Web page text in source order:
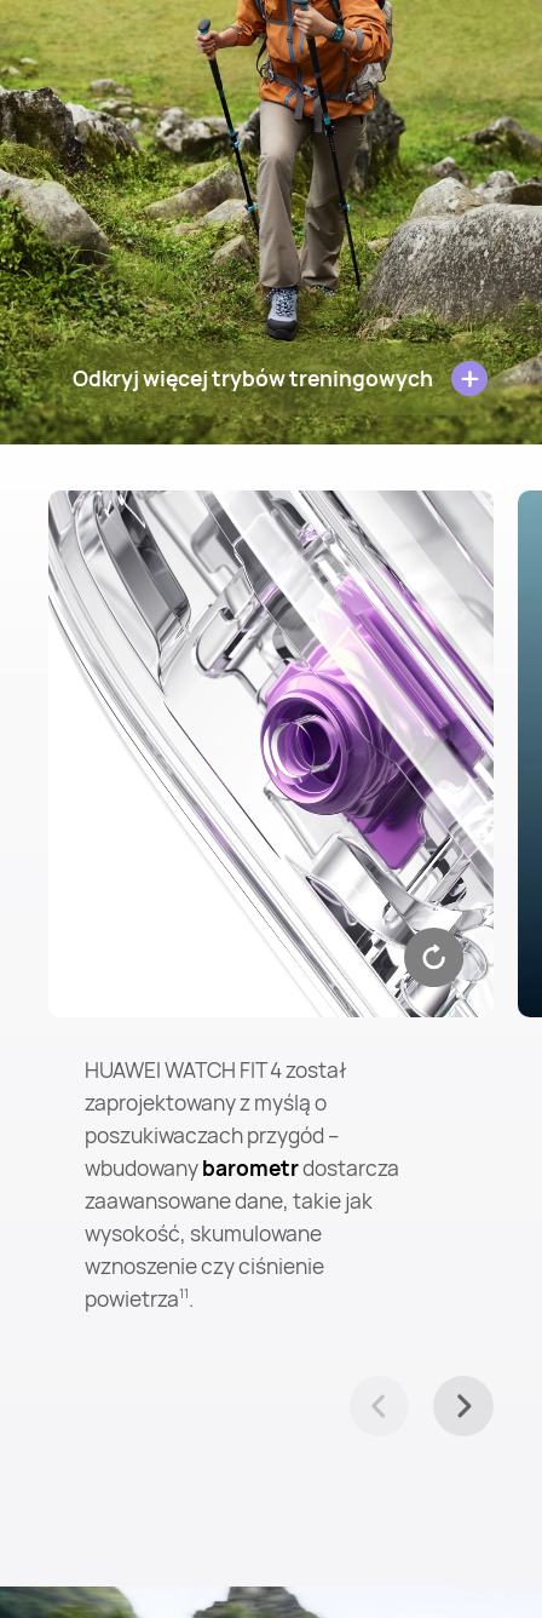
Odkryj więcej trybów treningowych
HUAWEI WATCH FIT 4 został
zaprojektowany z myślą o
poszukiwaczach przygód –
wbudowanybarometrdostarcza
zaawansowane dane, takie jak
wysokość, skumulowane
wznoszenie czy ciśnienie
powietrza11.